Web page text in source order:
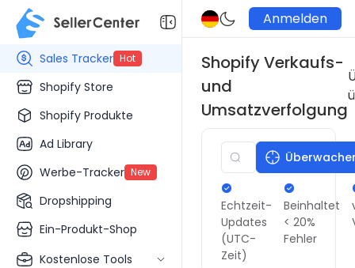
Sales Tracker Hot
Shopify Store
Shopify Produkte
Ad Library
Werbe-Tracker New
Dropshipping
Ein-Produkt-Shop
Kostenlose Tools
Anmelden
Shopify Verkaufs-
und
Umsatzverfolgung
Echtzeit-
Updates
(UTC-
Zeit)
Beinhaltet
< 20%
Fehler